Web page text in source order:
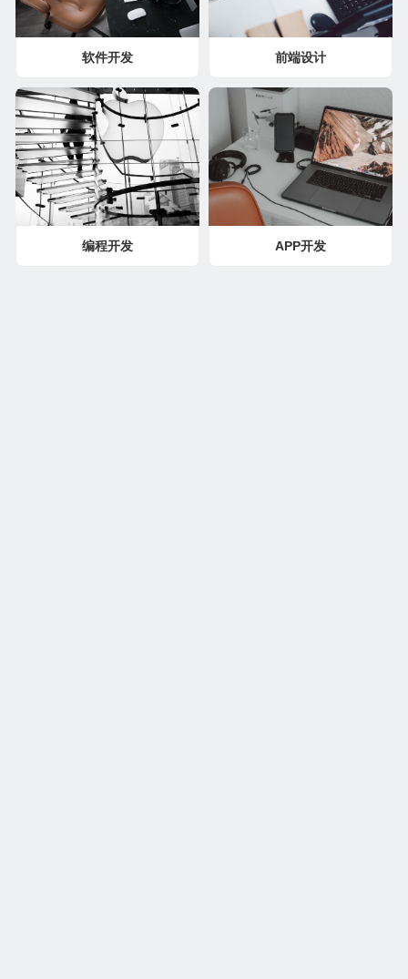
软件开发 前端设计
编程开发 APP开发